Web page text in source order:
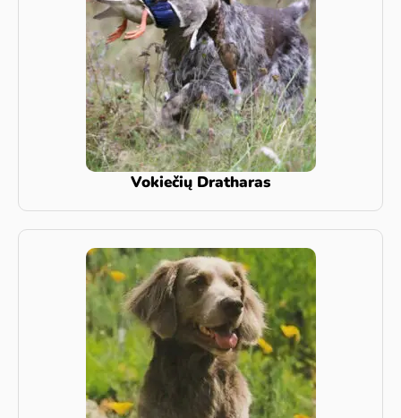
Vokiečių Dratharas